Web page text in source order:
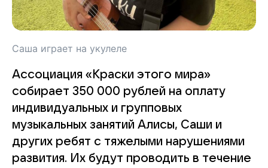
Саша играет на укулеле
Ассоциация «Краски этого мира»
собирает 350 000 рублей на оплату
индивидуальных и групповых
музыкальных занятий Алисы, Саши и
других ребят с тяжелыми нарушениями
развития. Их будут проводить в течение